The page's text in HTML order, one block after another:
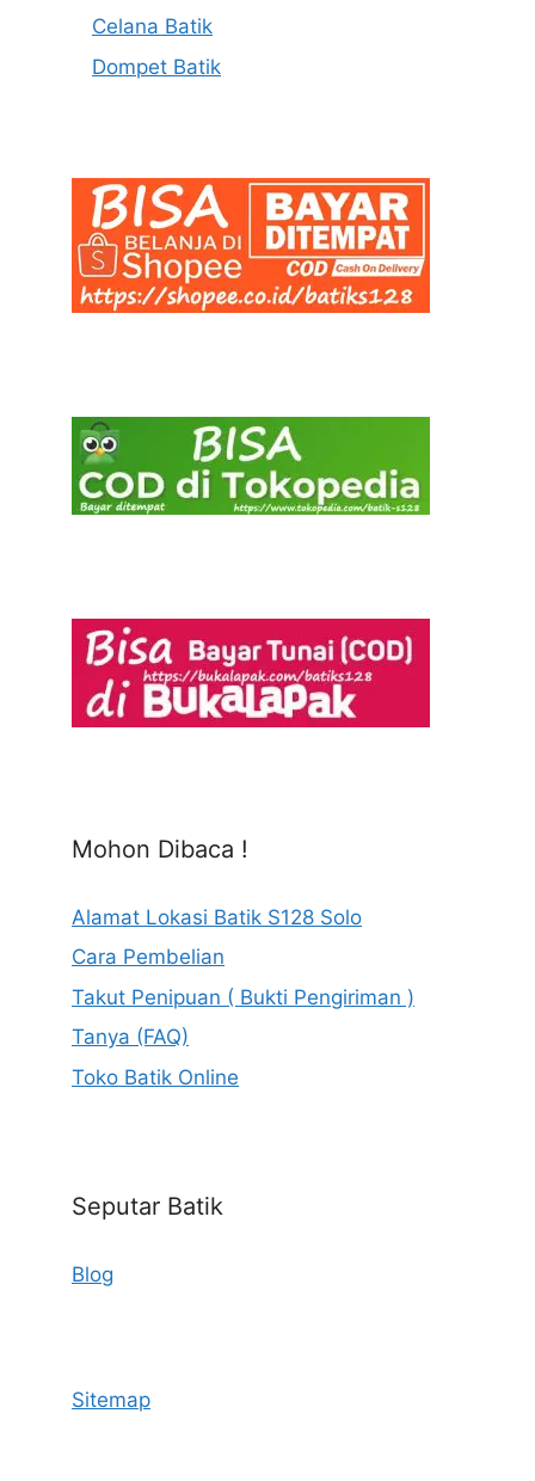
Celana Batik
Dompet Batik
Mohon Dibaca !
Alamat Lokasi Batik S128 Solo
Cara Pembelian
Takut Penipuan ( Bukti Pengiriman )
Tanya (FAQ)
Toko Batik Online
Seputar Batik
Blog
Sitemap